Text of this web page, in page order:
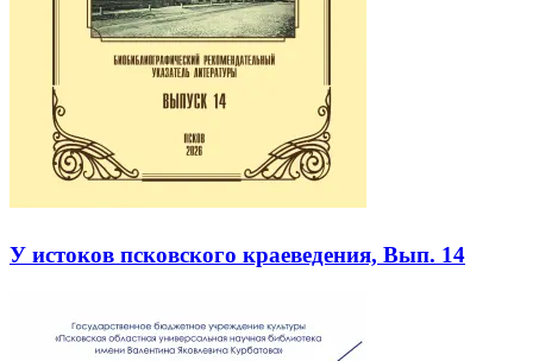
У истоков псковского краеведения, Вып. 14